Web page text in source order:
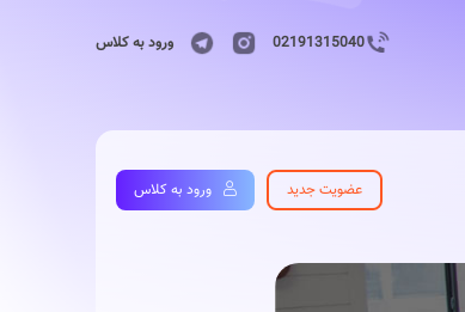
02191315040 ورود به کلاس
عضویت جدید ورود به کلاس